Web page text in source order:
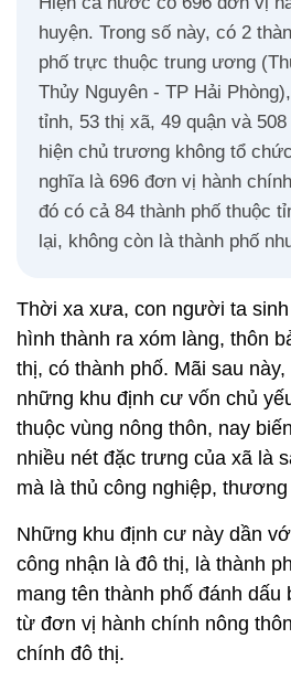
huyện. Trong số này, có 2
phố trực thuộc trung ương
Thủy Nguyên - TP Hải
tỉnh, 53 thị xã, 49 quận và
hiện chủ trương không tổ
nghĩa là 696 đơn vị hành
đó có cả 84 thành phố thuộc
lại, không còn là thành phố
Thời xa xưa, con người ta
hình thành ra xóm làng, thôn
thị, có thành phố. Mãi sau
những khu định cư vốn chủ
thuộc vùng nông thôn, nay
nhiều nét đặc trưng của xã là
mà là thủ công nghiệp,
Những khu định cư này dần
công nhận là đô thị, là thành
mang tên thành phố đánh
từ đơn vị hành chính nông
chính đô thị.